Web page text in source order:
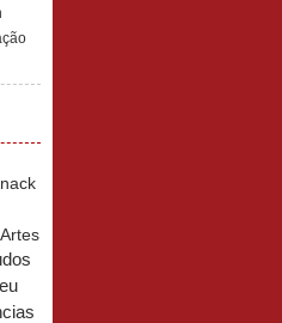
Artes